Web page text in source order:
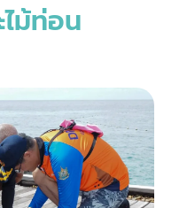
ไม้ท่อน